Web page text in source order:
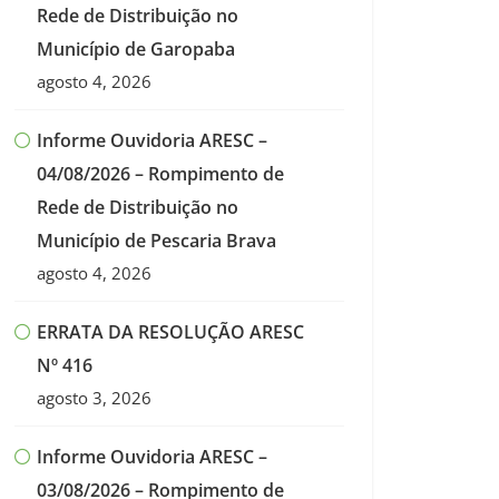
Rede de Distribuição no
Município de Garopaba
agosto 4, 2026
Informe Ouvidoria ARESC –
04/08/2026 – Rompimento de
Rede de Distribuição no
Município de Pescaria Brava
agosto 4, 2026
ERRATA DA RESOLUÇÃO ARESC
Nº 416
agosto 3, 2026
Informe Ouvidoria ARESC –
03/08/2026 – Rompimento de